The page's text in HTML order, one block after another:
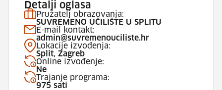
Detalji oglasa
Pružatelj obrazovanja:
SUVREMENO UČILIŠTE U SPLITU
E-mail kontakt:
admin@suvremenouciliste.hr
Lokacije izvođenja:
Split, Zagreb
Online izvođenje:
Ne
Trajanje programa:
975 sati